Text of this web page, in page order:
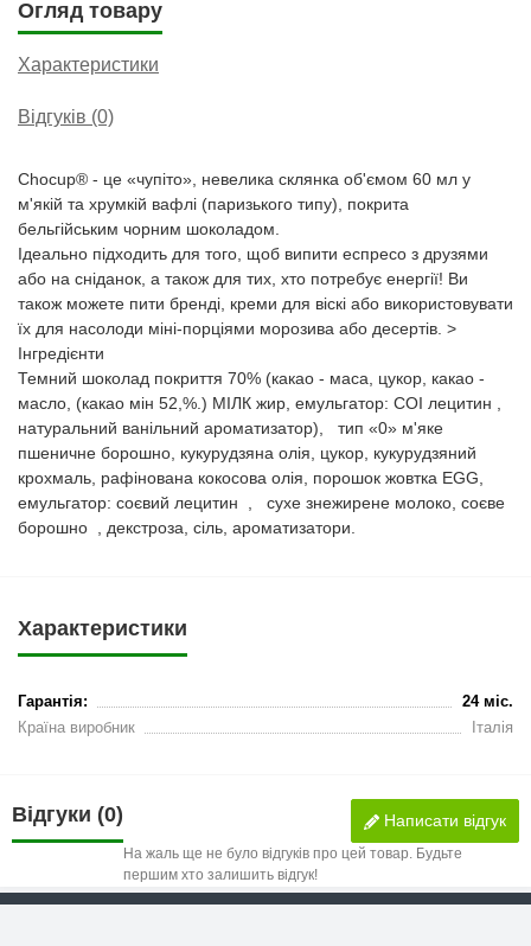
Огляд товару
Характеристики
Відгуків (0)
Chocup® - це «чупіто», невелика склянка об'ємом 60 мл у
м'якій та хрумкій вафлі (паризького типу), покрита
бельгійським чорним шоколадом.
Ідеально підходить для того, щоб випити еспресо з друзями
або на сніданок, а також для тих, хто потребує енергії! Ви
також можете пити бренді, креми для віскі або використовувати
їх для насолоди міні-порціями морозива або десертів. >
Інгредієнти
Темний шоколад покриття 70% (какао - маса, цукор, какао -
масло, (какао мін 52,%.) МІЛК жир, емульгатор: СОІ лецитин ,
натуральний ванільний ароматизатор), тип «0» м'яке
пшеничне борошно, кукурудзяна олія, цукор, кукурудзяний
крохмаль, рафінована кокосова олія, порошок жовтка EGG,
емульгатор: соєвий лецитин , сухе знежирене молоко, соєве
борошно , декстроза, сіль, ароматизатори.
Характеристики
Гарантія:
24 міс.
Країна виробник
Італія
Відгуки (0) Написати відгук
На жаль ще не було відгуків про цей товар. Будьте
першим хто залишить відгук!